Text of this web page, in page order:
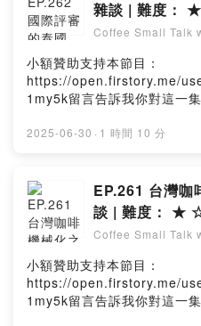
雜談 | 難度
Coffee Small Talk
小額贊助支持本節目：
https://open.firstory.me/
1my5k留言告訴我你對這一集
1my5k/commentsPowered
2025-06-30 · 1 時間 10 分
EP.261 台灣咖
談 | 難度：
Coffee Small Talk
小額贊助支持本節目：
https://open.firstory.me/
1my5k留言告訴我你對這一集